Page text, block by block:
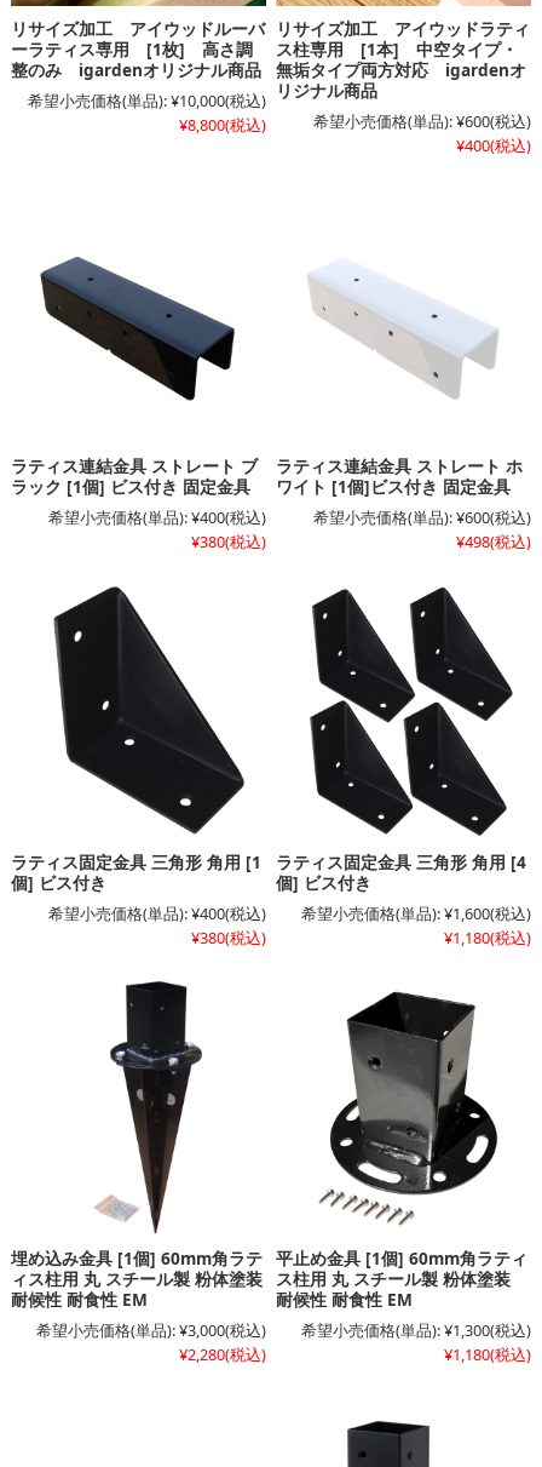
リサイズ加工 アイウッドルーバ
ーラティス専用 [1枚] 高さ調
整のみ igardenオリジナル商品
希望小売価格(単品):¥10,000(税込)
¥8,800(税込)
リサイズ加工 アイウッドラティ
ス柱専用 [1本] 中空タイプ・
無垢タイプ両方対応 igardenオ
リジナル商品
希望小売価格(単品):¥600(税込)
¥400(税込)
ラティス連結金具 ストレート ブ
ラック [1個] ビス付き 固定金具
希望小売価格(単品):¥400(税込)
¥380(税込)
ラティス連結金具 ストレート ホ
ワイト [1個]ビス付き 固定金具
希望小売価格(単品):¥600(税込)
¥498(税込)
ラティス固定金具 三角形 角用 [1
個] ビス付き
希望小売価格(単品):¥400(税込)
¥380(税込)
ラティス固定金具 三角形 角用 [4
個] ビス付き
希望小売価格(単品):¥1,600(税込)
¥1,180(税込)
埋め込み金具 [1個] 60mm角ラテ
ィス柱用 丸 スチール製 粉体塗装
耐候性 耐食性 EM
希望小売価格(単品):¥3,000(税込)
¥2,280(税込)
平止め金具 [1個] 60mm角ラティ
ス柱用 丸 スチール製 粉体塗装
耐候性 耐食性 EM
希望小売価格(単品):¥1,300(税込)
¥1,180(税込)